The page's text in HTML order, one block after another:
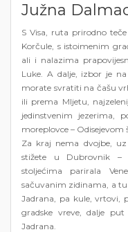
Južna
S Visa, ruta prirodno
Korčule, s istoimenim
ali i nalazima
Luke. A dalje, izbor je
morate svratiti na čašu
ili prema Mljetu,
jedinstvenim jezerima,
moreplovce – Odisejevom
Za kraj nema dvojbe,
stižete u Dubrovnik –
stoljećima parirala
sačuvanim zidinama, a
Jadrana, pa kule, vrtovi,
gradske vreve, dalje
Jadrana.